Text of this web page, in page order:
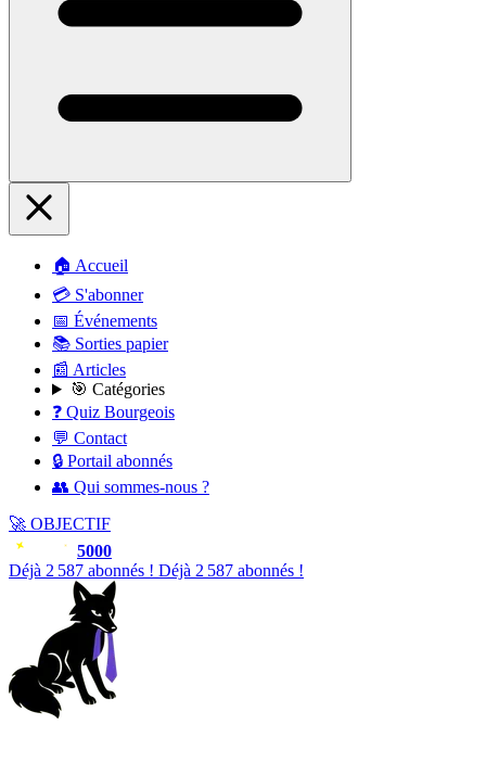
🏠 Accueil
💳 S'abonner
📅 Événements
📚 Sorties papier
📰 Articles
🎯 Catégories
❓ Quiz Bourgeois
💬 Contact
🔒 Portail abonnés
👥 Qui sommes-nous ?
🚀 OBJECTIF
5000
Déjà 2 588 abonnés ! Déjà 2 588 abonnés !